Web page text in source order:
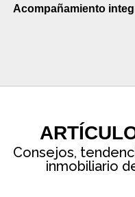
Acompañamiento
Consejos,
inmobiliario